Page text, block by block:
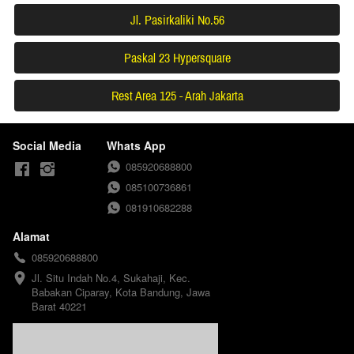
`
Jl. Pasirkaliki No.56
`Paskal 23 Hypersquare
`Rest Area 125 - Arah Jakarta
Social Media Whats App
085920688800
085100736861
081910682288
Alamat
085920688800
Jl. Situ Indah No.4, Sukahaji, Kec.
Babakan Ciparay, Kota Bandung, Jawa
Barat 40221